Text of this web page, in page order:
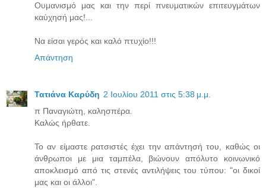
Ουμανισμό μας και την περί πνευματικών επιτευγμάτων
καύχησή μας!...
Να είσαι γερός και καλό πτυχίο!!!
Απάντηση
Τατιάνα Καρύδη 2 Ιουλίου 2011 στις 5:38 μ.μ.
π Παναγιώτη, καλησπέρα.
Καλώς ήρθατε.
Το αν είμαστε ρατσιστές έχει την απάντησή του, καθώς οι
άνθρωποι με μια ταμπέλα, βιώνουν απόλυτο κοινωνικό
αποκλεισμό από τις στενές αντιλήψεις του τύπου: "οι δικοί
μας και οι άλλοι".